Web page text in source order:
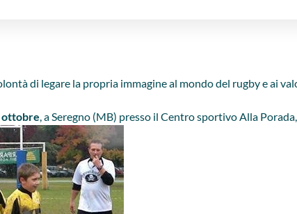
di legare la propria immagine al mondo del rugby e ai
ottobre, a Seregno (MB) presso il Centro sportivo Alla